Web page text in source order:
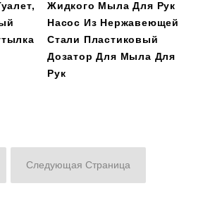
Жидкого Мыла Для Рук
Насос Из Нержавеющей
Стали Пластиковый
Дозатор Для Мыла Для
Рук
Следующая Страница